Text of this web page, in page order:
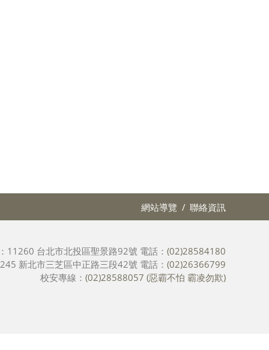
網站導覽 聯絡資訊
11260 台北市北投區聖景路92號 電話： (02)28584180
新北市三芝區中正路三段42號 電話： (02)26366799
校安專線： (02)28588057 (惡霸不怕 霸凌勿欺)